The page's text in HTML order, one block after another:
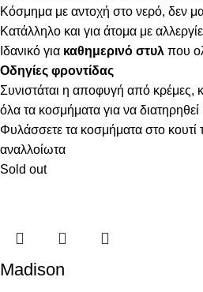
Κόσμημα με αντοχή στο νερό, δεν
Κατάλληλο και για άτομα με
Ιδανικό για καθημερινό στυλ που
Οδηγίες φροντίδας
Συνιστάται η αποφυγή από κρέμες,
όλα τα κοσμήματα για να
Φυλάσσετε τα κοσμήματα στο κουτί
αναλλοίωτα
Sold out
Madison